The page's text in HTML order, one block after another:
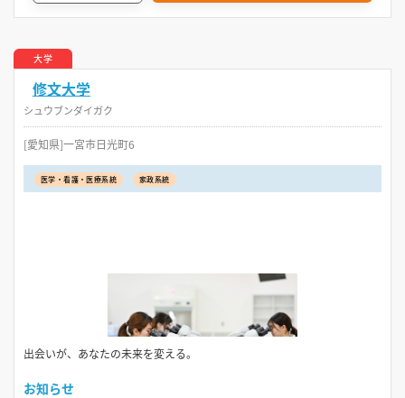
大学
修文大学
シュウブンダイガク
[愛知県]一宮市日光町6
医学・看護・医療系統 家政系統
出会いが、あなたの未来を変える。
お知らせ